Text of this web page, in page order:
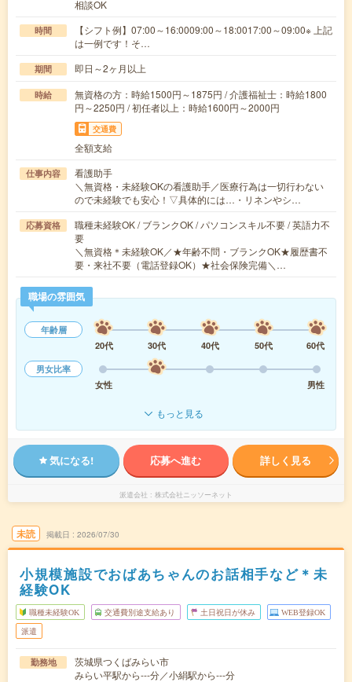
相談OK
時間
【シフト例】07:00～16:0009:00～18:0017:00～09:00※ 上記
は一例です！そ…
期間 即日～2ヶ月以上
時給
無資格の方：時給1500円～1875円 / 介護福祉士：時給1800
円～2250円 / 初任者以上：時給1600円～2000円
交通費
全額支給
仕事内容
看護助手
＼無資格・未経験OKの看護助手／医療行為は一切行わない
ので未経験でも安心！▽具体的には…・リネンやシ…
応募資格
職種未経験OK / ブランクOK / パソコンスキル不要 / 英語力不
要
＼無資格＊未経験OK／★年齢不問・ブランクOK★履歴書不
要・来社不要（電話登録OK）★社会保険完備＼…
職場の雰囲気
年齢層
20代
30代 40代 50代
60代
男女比率
女性
男性
もっと見る
気になる! 応募へ進む 詳しく見る
派遣会社 株式会社ニッソーネット
未読 掲載日 2026/07/30
小規模施設でおばあちゃんのお話相手など＊未
経験OK
職種未経験OK 交通費別途支給あり 土日祝日が休み WEB登録OK
派遣
勤務地
茨城県つくばみらい市
みらい平駅から---分／小絹駅から---分